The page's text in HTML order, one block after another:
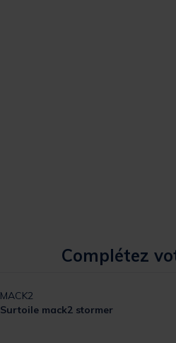
Complétez
MACK2
Surtoile mack2 stormer